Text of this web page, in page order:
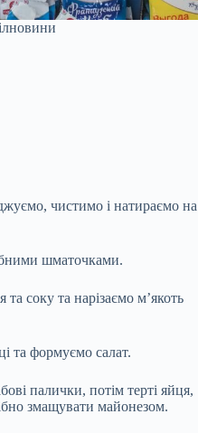
чистимо і натираємо на
шматочками.
соку та нарізаємо м’якоть
та формуємо салат.
палички, потім терті яйця,
змащувати майонезом.